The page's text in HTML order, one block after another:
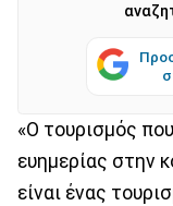
«Ο τουρισμός
ευημερίας στην
είναι ένας